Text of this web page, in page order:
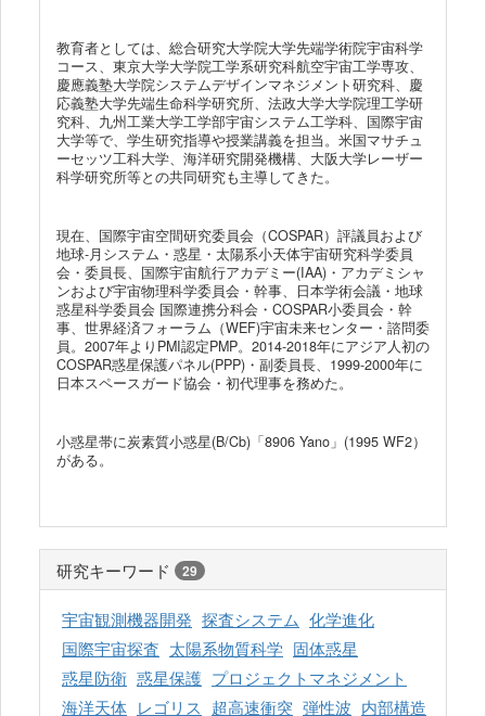
教育者としては、総合研究大学院大学先端学術院宇宙科学
コース、東京大学大学院工学系研究科航空宇宙工学専攻、
慶應義塾大学院システムデザインマネジメント研究科、慶
応義塾大学先端生命科学研究所、法政大学大学院理工学研
究科、九州工業大学工学部宇宙システム工学科、国際宇宙
大学等で、学生研究指導や授業講義を担当。米国マサチュ
ーセッツ工科大学、海洋研究開発機構、大阪大学レーザー
科学研究所等との共同研究も主導してきた。
現在、国際宇宙空間研究委員会（COSPAR）評議員および
地球-月システム・惑星・太陽系小天体宇宙研究科学委員
会・委員長、国際宇宙航行アカデミー(IAA)・アカデミシャ
ンおよび宇宙物理科学委員会・幹事、日本学術会議・地球
惑星科学委員会 国際連携分科会・COSPAR小委員会・幹
事、世界経済フォーラム（WEF)宇宙未来センター・諮問委
員。2007年よりPMI認定PMP。2014-2018年にアジア人初の
COSPAR惑星保護パネル(PPP)・副委員長、1999-2000年に
日本スペースガード協会・初代理事を務めた。
小惑星帯に炭素質小惑星(B/Cb)「8906 Yano」(1995 WF2）
がある。
研究キーワード 29
宇宙観測機器開発 探査システム 化学進化
国際宇宙探査 太陽系物質科学 固体惑星
惑星防衛 惑星保護 プロジェクトマネジメント
海洋天体 レゴリス 超高速衝突 弾性波 内部構造